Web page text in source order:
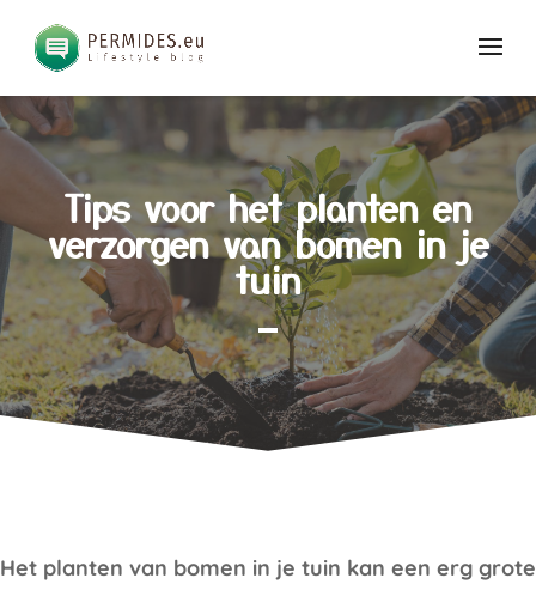
Tips voor het planten en
verzorgen van bomen in je
tuin
Het planten van bomen in je tuin kan een erg grote